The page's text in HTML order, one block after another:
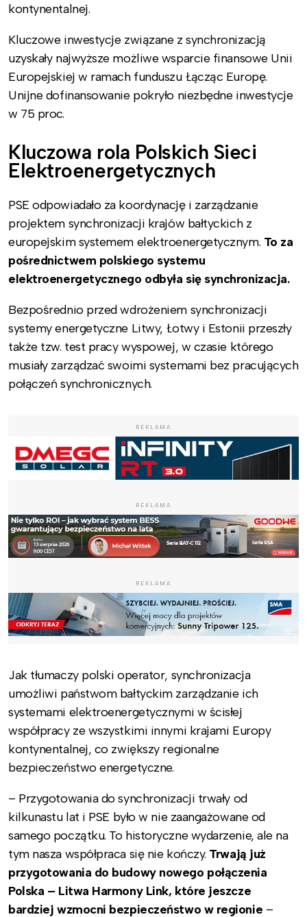
kontynentalnej.
Kluczowe inwestycje związane z synchronizacją
uzyskały najwyższe możliwe wsparcie finansowe Unii
Europejskiej w ramach funduszu Łącząc Europę.
Unijne dofinansowanie pokryło niezbędne inwestycje
w 75 proc.
Kluczowa rola Polskich Sieci
Elektroenergetycznych
PSE odpowiadało za koordynację i zarządzanie
projektem synchronizacji krajów bałtyckich z
europejskim systemem elektroenergetycznym. To za
pośrednictwem polskiego systemu
elektroenergetycznego odbyła się synchronizacja.
Bezpośrednio przed wdrożeniem synchronizacji
systemy energetyczne Litwy, Łotwy i Estonii przeszły
także tzw. test pracy wyspowej, w czasie którego
musiały zarządzać swoimi systemami bez pracujących
połączeń synchronicznych.
REKLAMA
REKLAMA
REKLAMA
Jak tłumaczy polski operator, synchronizacja
umożliwi państwom bałtyckim zarządzanie ich
systemami elektroenergetycznymi w ścisłej
współpracy ze wszystkimi innymi krajami Europy
kontynentalnej, co zwiększy regionalne
bezpieczeństwo energetyczne.
– Przygotowania do synchronizacji trwały od
kilkunastu lat i PSE było w nie zaangażowane od
samego początku. To historyczne wydarzenie, ale na
tym nasza współpraca się nie kończy. Trwają już
przygotowania do budowy nowego połączenia
Polska – Litwa Harmony Link, które jeszcze
bardziej wzmocni bezpieczeństwo w regionie –